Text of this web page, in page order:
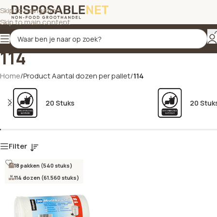
Skip to navigation
Skip to main content
114
Home/Product Aantal dozen per pallet/114
20 Stuks 20
Filter
18 pakken (540 stuks)
114 dozen (61.560 stuks)